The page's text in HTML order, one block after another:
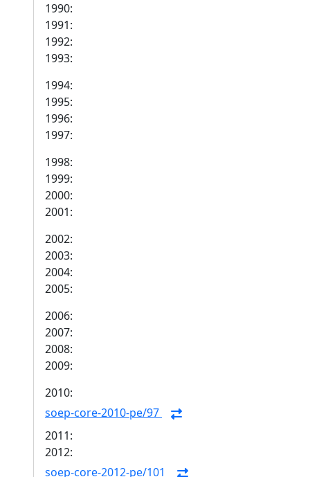
1990:
1991:
1992:
1993:
1994:
1995:
1996:
1997:
1998:
1999:
2000:
2001:
2002:
2003:
2004:
2005:
2006:
2007:
2008:
2009:
2010:
soep-core-2010-pe/97
2011:
2012:
soep-core-2012-pe/101